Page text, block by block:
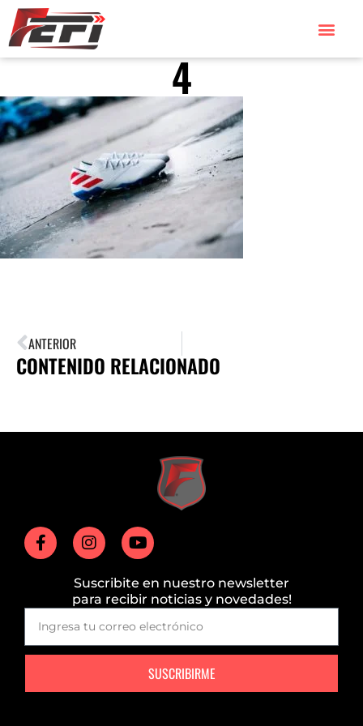
4
ANTERIOR
CONTENIDO RELACIONADO
Suscribite en nuestro newsletter
para recibir noticias y novedades!
SUSCRIBIRME